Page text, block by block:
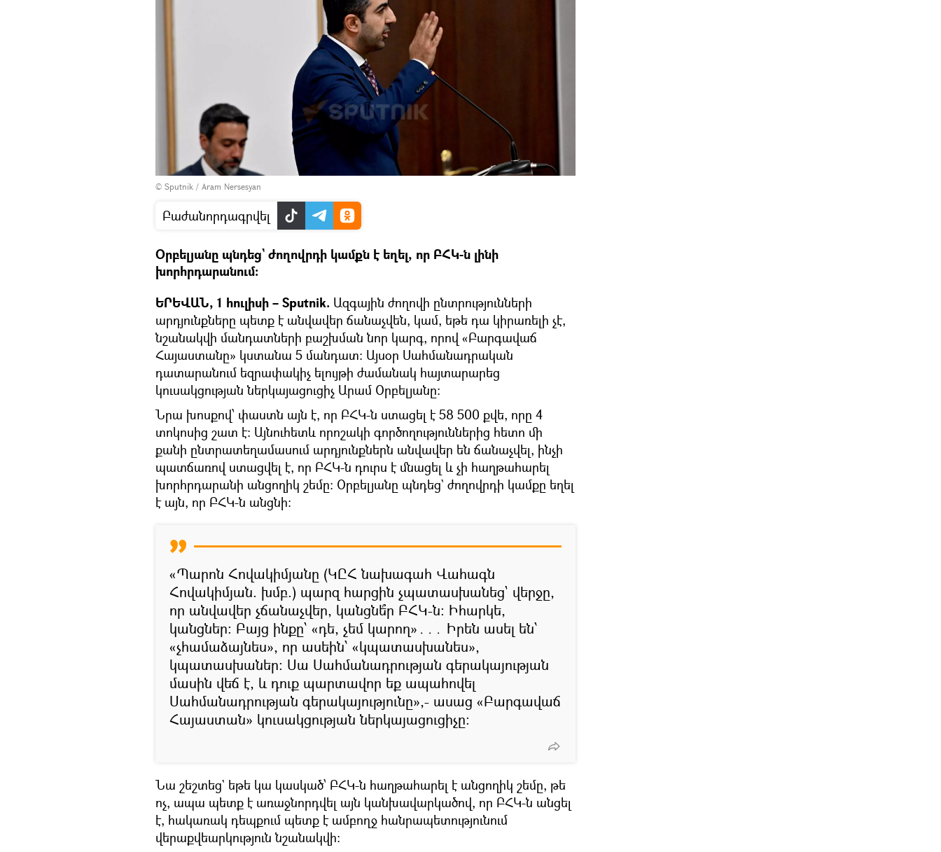
© Sputnik / Aram Nersesyan
Բաժանորդագրվել
Օրբելյանը պնդեց` ժողովրդի կամքն է եղել, որ ԲՀԿ-ն լինի
խորհրդարանում։
ԵՐԵՎԱՆ, 1 հուլիսի – Sputnik. Ազգային ժողովի ընտրությունների
արդյունքները պետք է անվավեր ճանաչվեն, կամ, եթե դա կիրառելի չէ,
նշանակվի մանդատների բաշխման նոր կարգ, որով «Բարգավաճ
Հայաստանը» կստանա 5 մանդատ։ Այսօր Սահմանադրական
դատարանում եզրափակիչ ելույթի ժամանակ հայտարարեց
կուսակցության ներկայացուցիչ Արամ Օրբելյանը։
Նրա խոսքով՝ փաստն այն է, որ ԲՀԿ-ն ստացել է 58 500 քվե, որը 4
տոկոսից շատ է։ Այնուհետև որոշակի գործողություններից հետո մի
քանի ընտրատեղամասում արդյունքներն անվավեր են ճանաչվել, ինչի
պատճառով ստացվել է, որ ԲՀԿ-ն դուրս է մնացել և չի հաղթահարել
խորհրդարանի անցողիկ շեմը։ Օրբելյանը պնդեց` ժողովրդի կամքը եղել
է այն, որ ԲՀԿ-ն անցնի։
«Պարոն Հովակիմյանը (ԿԸՀ նախագահ Վահագն
Հովակիմյան. խմբ.) պարզ հարցին չպատասխանեց` վերջը,
որ անվավեր չճանաչվեր, կանցնե՞ր ԲՀԿ-ն։ Իհարկե,
կանցներ։ Բայց ինքը՝ «դե, չեմ կարող»․․․ Իրեն ասել են՝
«չհամաձայնես», որ ասեին՝ «կպատասխանես»,
կպատասխաներ։ Սա Սահմանադրության գերակայության
մասին վեճ է, և դուք պարտավոր եք ապահովել
Սահմանադրության գերակայությունը»,- ասաց «Բարգավաճ
Հայաստան» կուսակցության ներկայացուցիչը։
Նա շեշտեց` եթե կա կասկած՝ ԲՀԿ-ն հաղթահարել է անցողիկ շեմը, թե
ոչ, ապա պետք է առաջնորդվել այն կանխավարկածով, որ ԲՀԿ-ն անցել
է, հակառակ դեպքում պետք է ամբողջ հանրապետությունում
վերաքվեարկություն նշանակվի։